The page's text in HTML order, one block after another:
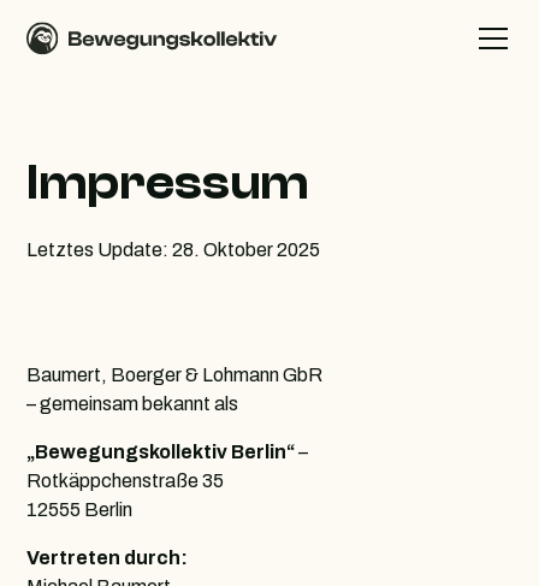
Impressum
Letztes Update: 28. Oktober 2025
Baumert, Boerger & Lohmann GbR
– gemeinsam bekannt als
„Bewegungskollektiv Berlin“–
Rotkäppchenstraße 35
12555 Berlin
Vertreten durch: